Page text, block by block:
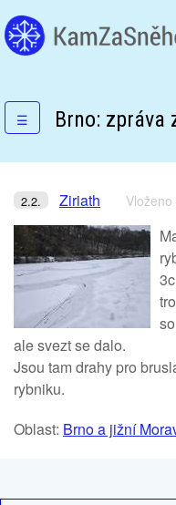
☰ Brno: zpráva
2.2. Ziriath
ale svezt se dalo.
Jsou tam drahy pro
rybniku.
Oblast: Brno a jižní